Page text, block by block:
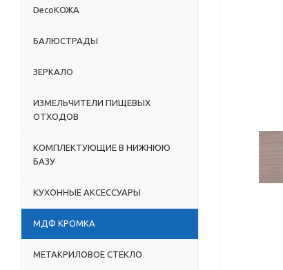
DecoКОЖА
БАЛЮСТРАДЫ
ЗЕРКАЛО
ИЗМЕЛЬЧИТЕЛИ ПИЩЕВЫХ
ОТХОДОВ
КОМПЛЕКТУЮЩИЕ В НИЖНЮЮ
БАЗУ
КУХОННЫЕ АКСЕССУАРЫ
МДФ КРОМКА
МЕТАКРИЛОВОЕ СТЕКЛО